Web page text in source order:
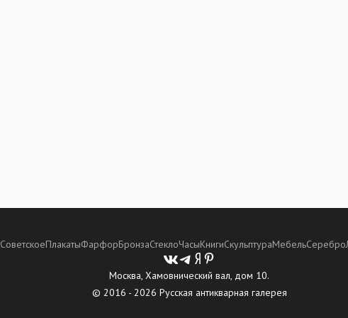
СоветскоеПлакатыФарфорБронзаСтеклоЧасыКнигиСкульптураМебельСеребро
Москва, Хамовнический вал, дом 10.
© 2016 - 2026 Русская антикварная галерея